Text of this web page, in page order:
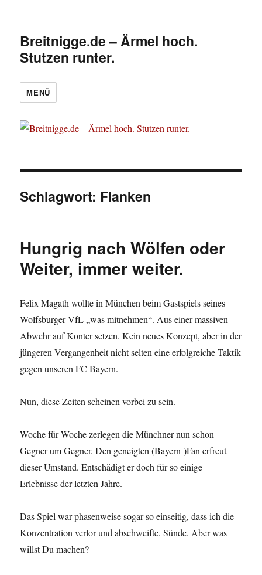
Breitnigge.de – Ärmel hoch.
Stutzen runter.
MENÜ
Schlagwort: Flanken
Hungrig nach Wölfen oder
Weiter, immer weiter.
Felix Magath wollte in München beim Gastspiels seines
Wolfsburger VfL „was mitnehmen“. Aus einer massiven
Abwehr auf Konter setzen. Kein neues Konzept, aber in der
jüngeren Vergangenheit nicht selten eine erfolgreiche Taktik
gegen unseren FC Bayern.
Nun, diese Zeiten scheinen vorbei zu sein.
Woche für Woche zerlegen die Münchner nun schon
Gegner um Gegner. Den geneigten (Bayern-)Fan erfreut
dieser Umstand. Entschädigt er doch für so einige
Erlebnisse der letzten Jahre.
Das Spiel war phasenweise sogar so einseitig, dass ich die
Konzentration verlor und abschweifte. Sünde. Aber was
willst Du machen?